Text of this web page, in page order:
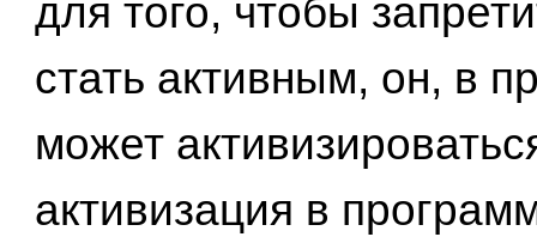
для того, чтобы
стать активным, он, в
может
активизация в